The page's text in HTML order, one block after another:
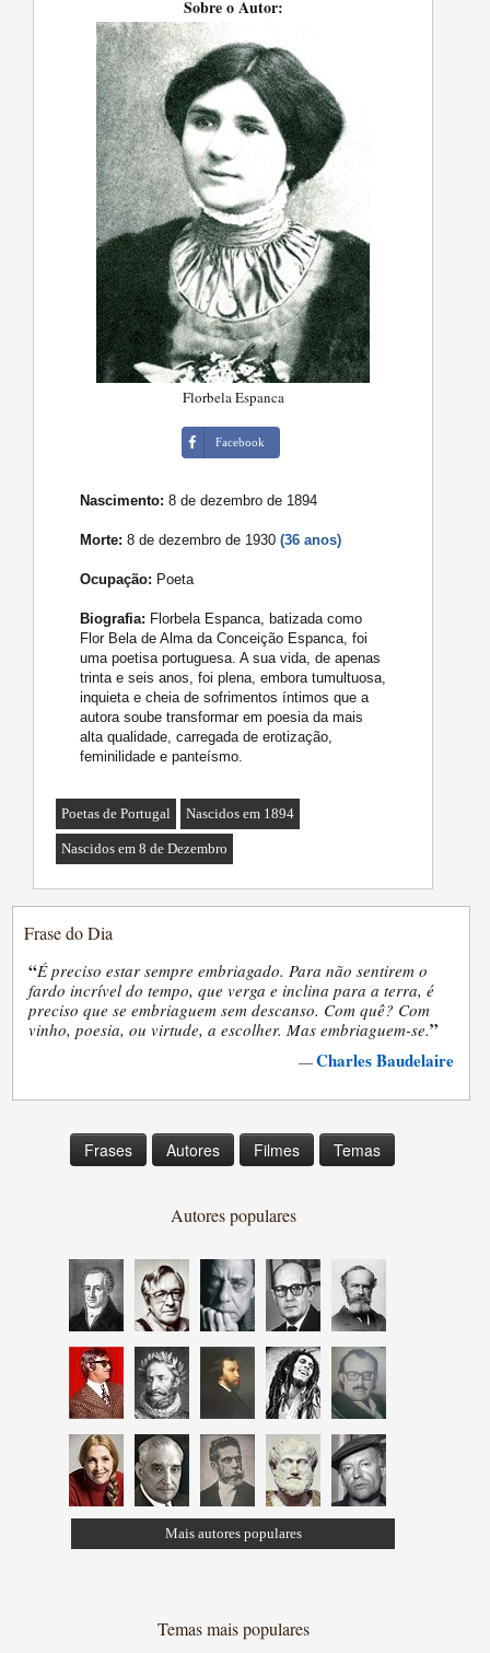
Sobre o Autor:
Florbela Espanca
Facebook
Nascimento: 8 de dezembro de 1894
Morte: 8 de dezembro de 1930(36 anos)
Ocupação: Poeta
Biografia: Florbela Espanca, batizada como
Flor Bela de Alma da Conceição Espanca, foi
uma poetisa portuguesa. A sua vida, de apenas
trinta e seis anos, foi plena, embora tumultuosa,
inquieta e cheia de sofrimentos íntimos que a
autora soube transformar em poesia da mais
alta qualidade, carregada de erotização,
feminilidade e panteísmo.
Poetas de Portugal Nascidos em 1894
Nascidos em 8 de Dezembro
Frase do Dia
“É preciso estar sempre embriagado. Para não sentirem o
fardo incrível do tempo, que verga e inclina para a terra, é
preciso que se embriaguem sem descanso. Com quê? Com
vinho, poesia, ou virtude, a escolher. Mas embriaguem-se.”
—Charles Baudelaire
Frases Autores Filmes Temas
Autores populares
Mais autores populares
Temas mais populares